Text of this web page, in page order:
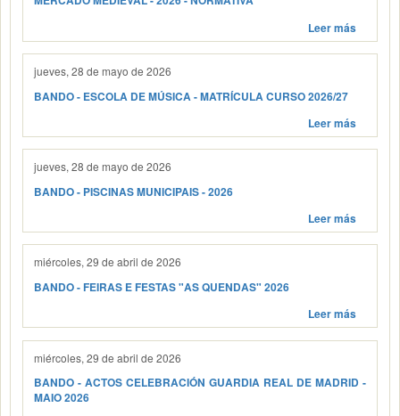
Leer más
jueves, 28 de mayo de 2026
BANDO - ESCOLA DE MÚSICA - MATRÍCULA CURSO 2026/27
Leer más
jueves, 28 de mayo de 2026
BANDO - PISCINAS MUNICIPAIS - 2026
Leer más
miércoles, 29 de abril de 2026
BANDO - FEIRAS E FESTAS "AS QUENDAS" 2026
Leer más
miércoles, 29 de abril de 2026
BANDO - ACTOS CELEBRACIÓN GUARDIA REAL DE MADRID -
MAIO 2026